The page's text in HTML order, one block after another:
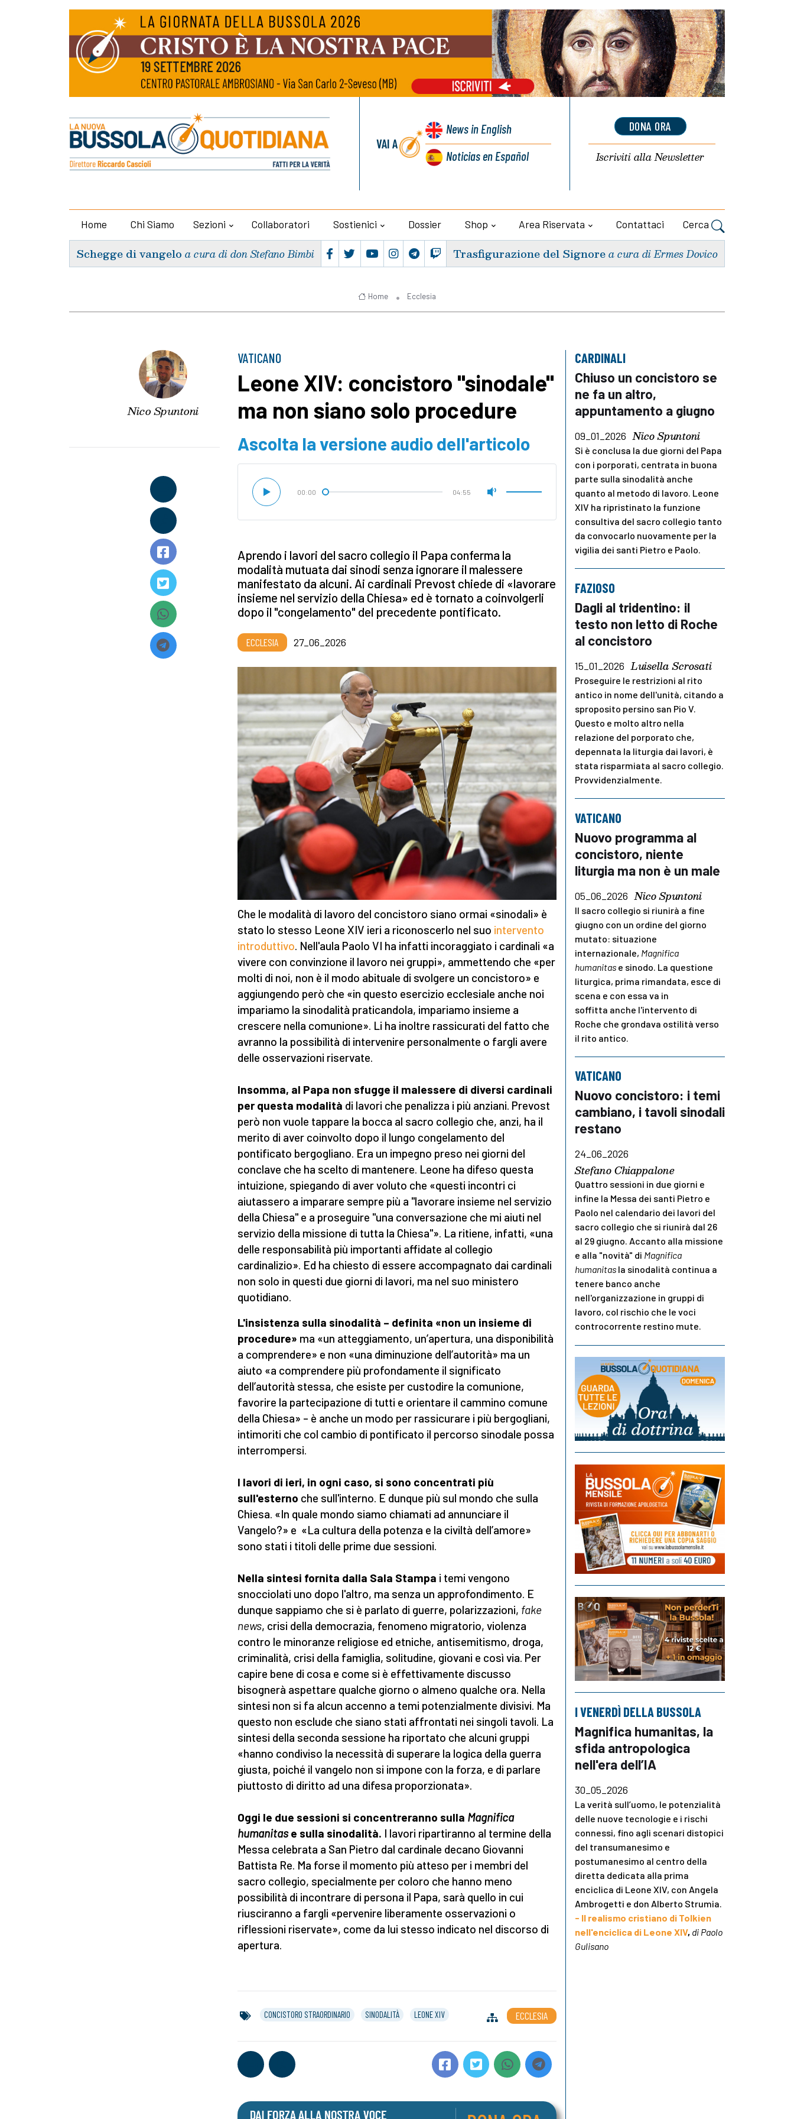
VAI A
Newsin English
Noticiasen Español
DONA ORA
Iscriviti allaNewsletter
Home Chi Siamo Sezioni Collaboratori Sostienici Dossier Shop Area Riservata Contattaci Cerca
Schegge di vangelo a cura di don Stefano Bimbi Trasfigurazione del Signorea cura di Ermes Dovico
Home Ecclesia
Nico Spuntoni
VATICANO
Leone XIV: concistoro "sinodale"
ma non siano solo procedure
Ascolta la versione audio dell'articolo
00:00 04:55
Aprendo i lavori del sacro collegio il Papa conferma la
modalità mutuata dai sinodi senza ignorare il malessere
manifestato da alcuni. Ai cardinali Prevost chiede di «lavorare
insieme nel servizio della Chiesa» ed è tornato a coinvolgerli
dopo il "congelamento" del precedente pontificato.
ECCLESIA 27_06_2026
Che le modalità di lavoro del concistoro siano ormai «sinodali» è
stato lo stesso Leone XIV ieri a riconoscerlo nel suo intervento
introduttivo. Nell'aula Paolo VI ha infatti incoraggiato i cardinali «a
vivere con convinzione il lavoro nei gruppi», ammettendo che «per
molti di noi, non è il modo abituale di svolgere un concistoro» e
aggiungendo però che «in questo esercizio ecclesiale anche noi
impariamo la sinodalità praticandola, impariamo insieme a
crescere nella comunione». Li ha inoltre rassicurati del fatto che
avranno la possibilità di intervenire personalmente o fargli avere
delle osservazioni riservate.
Insomma, al Papa non sfugge il malessere di diversi cardinali
per questa modalità di lavori che penalizza i più anziani. Prevost
però non vuole tappare la bocca al sacro collegio che, anzi, ha il
merito di aver coinvolto dopo il lungo congelamento del
pontificato bergogliano. Era un impegno preso nei giorni del
conclave che ha scelto di mantenere. Leone ha difeso questa
intuizione, spiegando di aver voluto che «questi incontri ci
aiutassero a imparare sempre più a "lavorare insieme nel servizio
della Chiesa" e a proseguire "una conversazione che mi aiuti nel
servizio della missione di tutta la Chiesa"». La ritiene, infatti, «una
delle responsabilità più importanti affidate al collegio
cardinalizio». Ed ha chiesto di essere accompagnato dai cardinali
non solo in questi due giorni di lavori, ma nel suo ministero
quotidiano.
L'insistenza sulla sinodalità – definita «non un insieme di
procedure» ma «un atteggiamento, un’apertura, una disponibilità
a comprendere» e non «una diminuzione dell’autorità» ma un
aiuto «a comprendere più profondamente il significato
dell’autorità stessa, che esiste per custodire la comunione,
favorire la partecipazione di tutti e orientare il cammino comune
della Chiesa» – è anche un modo per rassicurare i più bergogliani,
intimoriti che col cambio di pontificato il percorso sinodale possa
interrompersi.
I lavori di ieri, in ogni caso, si sono concentrati più
sull'esterno che sull'interno. E dunque più sul mondo che sulla
Chiesa. «In quale mondo siamo chiamati ad annunciare il
Vangelo?» e «La cultura della potenza e la civiltà dell’amore»
sono stati i titoli delle prime due sessioni.
Nella sintesi fornita dalla Sala Stampa i temi vengono
snocciolati uno dopo l'altro, ma senza un approfondimento. E
dunque sappiamo che si è parlato di guerre, polarizzazioni, fake
news, crisi della democrazia, fenomeno migratorio, violenza
contro le minoranze religiose ed etniche, antisemitismo, droga,
criminalità, crisi della famiglia, solitudine, giovani e così via. Per
capire bene di cosa e come si è effettivamente discusso
bisognerà aspettare qualche giorno o almeno qualche ora. Nella
sintesi non si fa alcun accenno a temi potenzialmente divisivi. Ma
questo non esclude che siano stati affrontati nei singoli tavoli. La
sintesi della seconda sessione ha riportato che alcuni gruppi
«hanno condiviso la necessità di superare la logica della guerra
giusta, poiché il vangelo non si impone con la forza, e di parlare
piuttosto di diritto ad una difesa proporzionata».
Oggi le due sessioni si concentreranno sulla Magnifica
humanitase sulla sinodalità. I lavori ripartiranno al termine della
Messa celebrata a San Pietro dal cardinale decano Giovanni
Battista Re. Ma forse il momento più atteso per i membri del
sacro collegio, specialmente per coloro che hanno meno
possibilità di incontrare di persona il Papa, sarà quello in cui
riusciranno a fargli «pervenire liberamente osservazioni o
riflessioni riservate», come da lui stesso indicato nel discorso di
apertura.
CONCISTORO STRAORDINARIO SINODALITÀ LEONE XIV ECCLESIA
CARDINALI
Chiuso un concistoro se
ne fa un altro,
appuntamento a giugno
09_01_2026 Nico Spuntoni
Si è conclusa la due giorni del Papa
con i porporati, centrata in buona
parte sulla sinodalità anche
quanto al metodo di lavoro. Leone
XIV ha ripristinato la funzione
consultiva del sacro collegio tanto
da convocarlo nuovamente per la
vigilia dei santi Pietro e Paolo.
FAZIOSO
Dagli al tridentino: il
testo non letto di Roche
al concistoro
15_01_2026 Luisella Scrosati
Proseguire le restrizioni al rito
antico in nome dell'unità, citando a
sproposito persino san Pio V.
Questo e molto altro nella
relazione del porporato che,
depennata la liturgia dai lavori, è
stata risparmiata al sacro collegio.
Provvidenzialmente.
VATICANO
Nuovo programma al
concistoro, niente
liturgia ma non è un male
05_06_2026 Nico Spuntoni
Il sacro collegio si riunirà a fine
giugno con un ordine del giorno
mutato: situazione
internazionale, Magnifica
humanitas e sinodo. La questione
liturgica, prima rimandata, esce di
scena e con essa va in
soffitta anche l'intervento di
Roche che grondava ostilità verso
il rito antico.
VATICANO
Nuovo concistoro: i temi
cambiano, i tavoli sinodali
restano
24_06_2026
Stefano Chiappalone
Quattro sessioni in due giorni e
infine la Messa dei santi Pietro e
Paolo nel calendario dei lavori del
sacro collegio che si riunirà dal 26
al 29 giugno. Accanto alla missione
e alla "novità" di Magnifica
humanitas la sinodalità continua a
tenere banco anche
nell'organizzazione in gruppi di
lavoro, col rischio che le voci
controcorrente restino mute.
I VENERDÌ DELLA BUSSOLA
Magnifica humanitas, la
sfida antropologica
nell'era dell’IA
30_05_2026
La verità sull’uomo, le potenzialità
delle nuove tecnologie e i rischi
connessi, fino agli scenari distopici
del transumanesimo e
postumanesimo al centro della
diretta dedicata alla prima
enciclica di Leone XIV, con Angela
Ambrogetti e don Alberto Strumia.
- Il realismo cristiano di Tolkien
nell'enciclica di Leone XIV, di Paolo
Gulisano